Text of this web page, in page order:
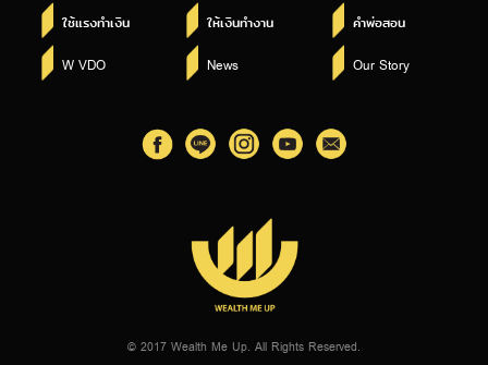
ใช้แรงทำเงิน ให้เงินทำงาน คำพ่อสอน
W VDO News Our Story
© 2017 Wealth Me Up. All Rights Reserved.